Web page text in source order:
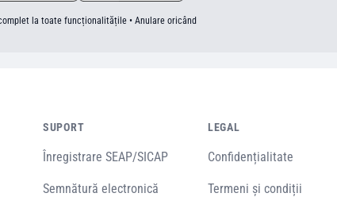
la toate funcționalitățile • Anulare oricând
SUPORT
Înregistrare SEAP/SICAP
Semnătură electronică
LEGAL
Confidențialitate
Termeni și condiții